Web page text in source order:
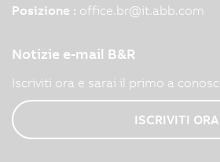
Posizione : office.br@it.abb.com
Notizie e-mail B&R
Iscriviti ora e sarai il primo a
ISCRIVITI ORA